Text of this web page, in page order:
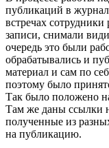
публикаций в
встречах
записи, снимали
очередь это были
обрабатывались и
материал и сам по
поэтому было
Так было положено
Там же даны ссылки
полученные из
на публикацию.